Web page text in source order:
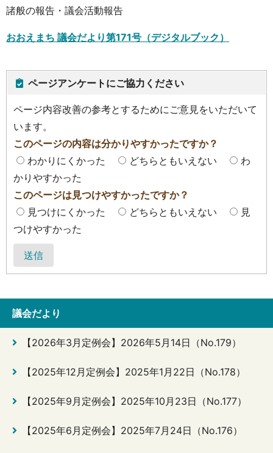
諸般の報告・議会活動報告
おおえまち 議会だより第171号（デジタルブック）
ページアンケートにご協力ください
ページ内容改善の参考とするためにご意見をいただいて
います。
このページの内容は分かりやすかったですか？
わかりにくかった
どちらともいえない
わ
かりやすかった
このページは見つけやすかったですか？
見つけにくかった
どちらともいえない
見
つけやすかった
送信
議会だより
【2026年3月定例会】2026年5月14日（No.179）
【2025年12月定例会】2025年1月22日（No.178）
【2025年9月定例会】2025年10月23日（No.177）
【2025年6月定例会】2025年7月24日（No.176）